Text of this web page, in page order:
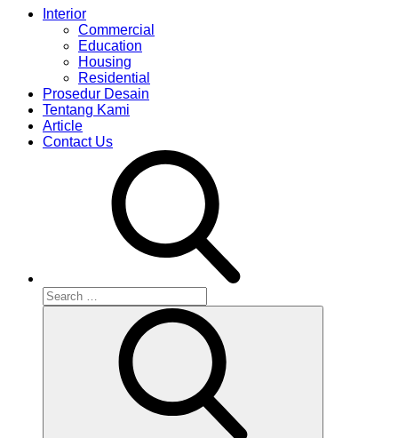
Interior
Commercial
Education
Housing
Residential
Prosedur Desain
Tentang Kami
Article
Contact Us
Search
for: